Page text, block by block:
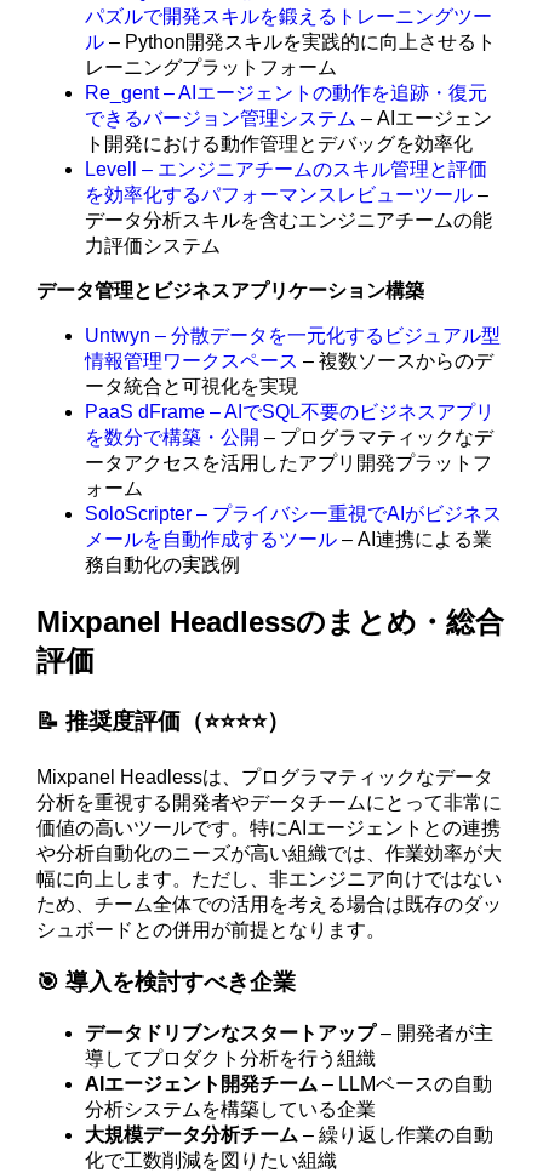
パズルで開発スキルを鍛えるトレーニングツー
ル – Python開発スキルを実践的に向上させるト
レーニングプラットフォーム
Re_gent – AIエージェントの動作を追跡・復元
できるバージョン管理システム – AIエージェン
ト開発における動作管理とデバッグを効率化
Levell – エンジニアチームのスキル管理と評価
を効率化するパフォーマンスレビューツール –
データ分析スキルを含むエンジニアチームの能
力評価システム
データ管理とビジネスアプリケーション構築
Untwyn – 分散データを一元化するビジュアル型
情報管理ワークスペース – 複数ソースからのデ
ータ統合と可視化を実現
PaaS dFrame – AIでSQL不要のビジネスアプリ
を数分で構築・公開 – プログラマティックなデ
ータアクセスを活用したアプリ開発プラットフ
ォーム
SoloScripter – プライバシー重視でAIがビジネス
メールを自動作成するツール – AI連携による業
務自動化の実践例
Mixpanel Headlessのまとめ・総合
評価
📝 推奨度評価（⭐️⭐️⭐️⭐️）
Mixpanel Headlessは、プログラマティックなデータ
分析を重視する開発者やデータチームにとって非常に
価値の高いツールです。特にAIエージェントとの連携
や分析自動化のニーズが高い組織では、作業効率が大
幅に向上します。ただし、非エンジニア向けではない
ため、チーム全体での活用を考える場合は既存のダッ
シュボードとの併用が前提となります。
🎯 導入を検討すべき企業
データドリブンなスタートアップ– 開発者が主
導してプロダクト分析を行う組織
AIエージェント開発チーム – LLMベースの自動
分析システムを構築している企業
大規模データ分析チーム – 繰り返し作業の自動
化で工数削減を図りたい組織